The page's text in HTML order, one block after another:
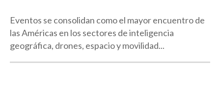
Eventos se consolidan como el mayor encuentro de
las Américas en los sectores de inteligencia
geográfica, drones, espacio y movilidad...